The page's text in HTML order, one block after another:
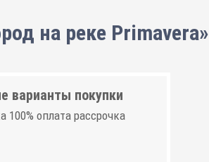
на реке Primavera»
варианты покупки
100% оплата рассрочка